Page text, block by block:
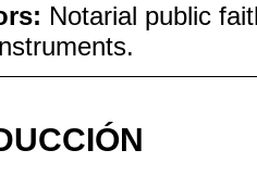
Notarial public